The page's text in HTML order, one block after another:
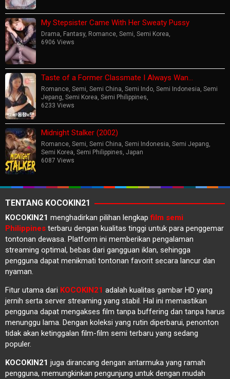
My Stepsister Came With Her Sweaty Pussy
Drama, Fantasy, Romance, Semi, Semi Korea,
6906 Views
Taste of a Former Classmate I Always Wan…
Romance, Semi, Semi China, Semi Indo, Semi Indonesia, Semi
Jepang, Semi Korea, Semi Philippines,
6233 Views
Midnight Stalker (2002)
Romance, Semi, Semi China, Semi Indonesia, Semi Jepang,
Semi Korea, Semi Philippines, Japan
6087 Views
TENTANG KOCOKIN21
KOCOKIN21 menghadirkan pilihan lengkapfilm semi
Philippines terbaru dengan kualitas tinggi untuk para penggemar
tontonan dewasa. Platform ini memberikan pengalaman
streaming optimal, bebas dari gangguan iklan, sehingga
pengguna dapat menikmati tontonan favorit secara lancur dan
nyaman.
Fitur utama dari KOCOKIN21 adalah kualitas gambar HD yang
jernih serta server streaming yang stabil. Hal ini memastikan
pengguna dapat mengakses film tanpa buffering dan tanpa harus
menunggu lama. Dengan koleksi yang rutin diperbarui, penonton
tidak akan ketinggalan film-film semi terbaru yang sedang
populer.
KOCOKIN21 juga dirancang dengan antarmuka yang ramah
pengguna, memungkinkan pengunjung untuk dengan mudah